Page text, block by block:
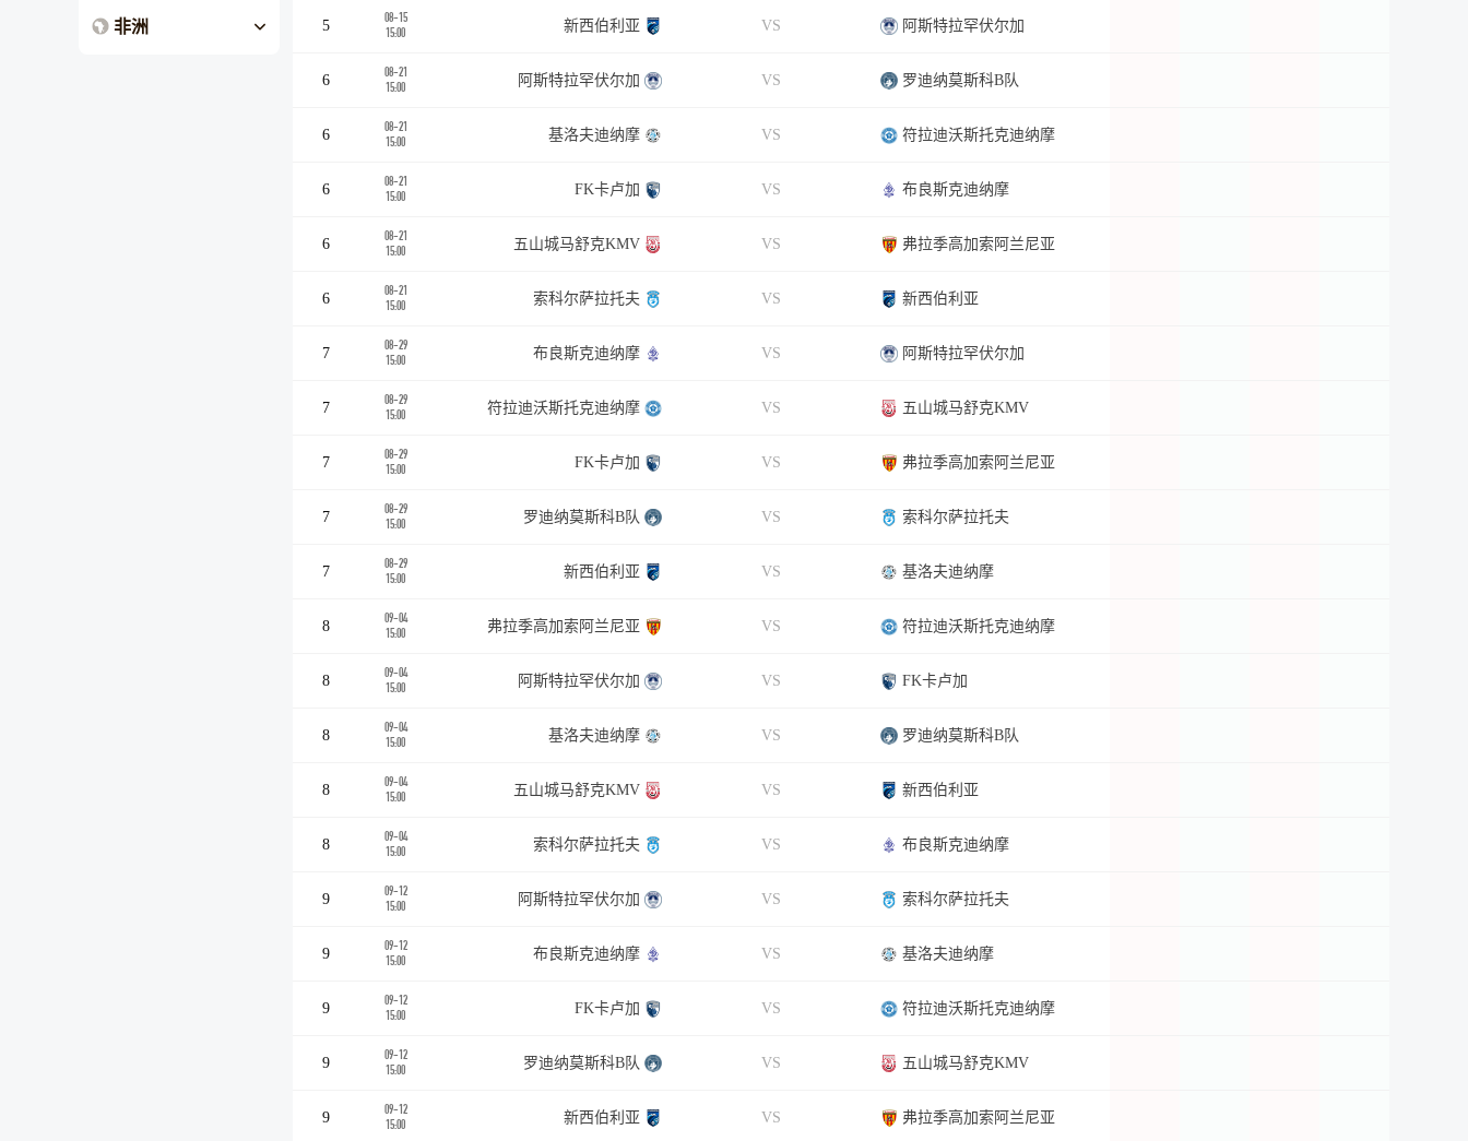
非洲
5
08-15
15:00
新西伯利亚 VS 阿斯特拉罕伏尔加
6
08-21
15:00
阿斯特拉罕伏尔加 VS 罗迪纳莫斯科B队
6
08-21
15:00
基洛夫迪纳摩 VS 符拉迪沃斯托克迪纳摩
6
08-21
15:00
FK卡卢加 VS 布良斯克迪纳摩
6
08-21
15:00
五山城马舒克KMV VS 弗拉季高加索阿兰尼亚
6
08-21
15:00
索科尔萨拉托夫 VS 新西伯利亚
7
08-29
15:00
布良斯克迪纳摩 VS 阿斯特拉罕伏尔加
7
08-29
15:00
符拉迪沃斯托克迪纳摩 VS 五山城马舒克KMV
7
08-29
15:00
FK卡卢加 VS 弗拉季高加索阿兰尼亚
7
08-29
15:00
罗迪纳莫斯科B队 VS 索科尔萨拉托夫
7
08-29
15:00
新西伯利亚 VS 基洛夫迪纳摩
8
09-04
15:00
弗拉季高加索阿兰尼亚 VS 符拉迪沃斯托克迪纳摩
8
09-04
15:00
阿斯特拉罕伏尔加 VS FK卡卢加
8
09-04
15:00
基洛夫迪纳摩 VS 罗迪纳莫斯科B队
8
09-04
15:00
五山城马舒克KMV VS 新西伯利亚
8
09-04
15:00
索科尔萨拉托夫 VS 布良斯克迪纳摩
9
09-12
15:00
阿斯特拉罕伏尔加 VS 索科尔萨拉托夫
9
09-12
15:00
布良斯克迪纳摩 VS 基洛夫迪纳摩
9
09-12
15:00
FK卡卢加 VS 符拉迪沃斯托克迪纳摩
9
09-12
15:00
罗迪纳莫斯科B队 VS 五山城马舒克KMV
9
09-12
15:00
新西伯利亚 VS 弗拉季高加索阿兰尼亚